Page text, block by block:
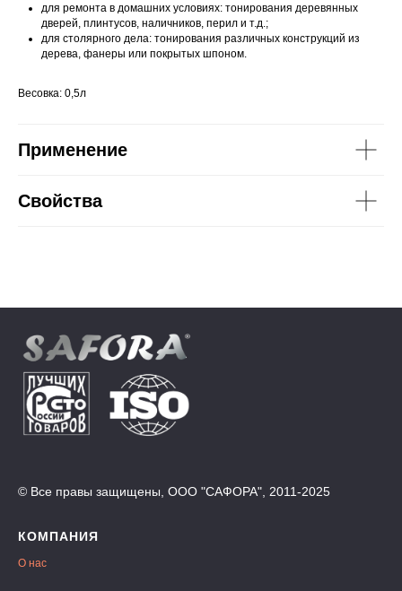
для ремонта в домашних условиях: тонирования деревянных
дверей, плинтусов, наличников, перил и т.д.;
для столярного дела: тонирования различных конструкций из
дерева, фанеры или покрытых шпоном.
Весовка: 0,5л
Применение
Свойства
© Все правы защищены, ООО "САФОРА", 2011-2025
КОМПАНИЯ
О нас